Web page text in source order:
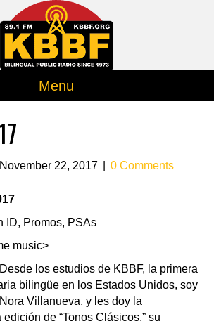
Menu
November 22, 2017 0 Comments
ID, Promos, PSAs
music>
los estudios de KBBF, la primera
bilingüe en los Estados Unidos, soy
Villanueva, y les doy la
de “Tonos Clásicos,” su